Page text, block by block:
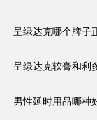
呈绿达克哪个牌子
呈绿达克软膏和利
男性延时用品哪种